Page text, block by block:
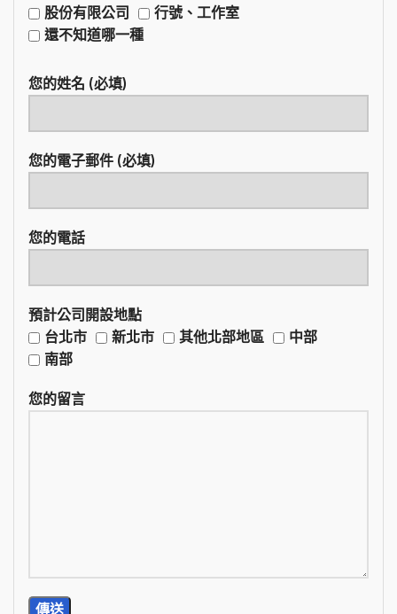
股份有限公司
行號、工作室
還不知道哪一種
您的姓名 (必填)
您的電子郵件 (必填)
您的電話
預計公司開設地點
台北市
新北市 其他北部地區
中部
南部
您的留言